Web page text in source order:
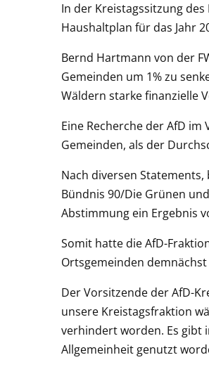
In der Kreistagssitzung
Haushaltplan für das Jahr
Bernd Hartmann von der
Gemeinden um 1% zu
Wäldern starke finanzielle
Eine Recherche der AfD
Gemeinden, als der
Nach diversen
Bündnis 90/Die Grünen
Abstimmung ein Ergebnis
Somit hatte die AfD-
Ortsgemeinden
Der Vorsitzende der AfD-
unsere Kreistagsfraktion
verhindert worden. Es gibt
Allgemeinheit genutzt